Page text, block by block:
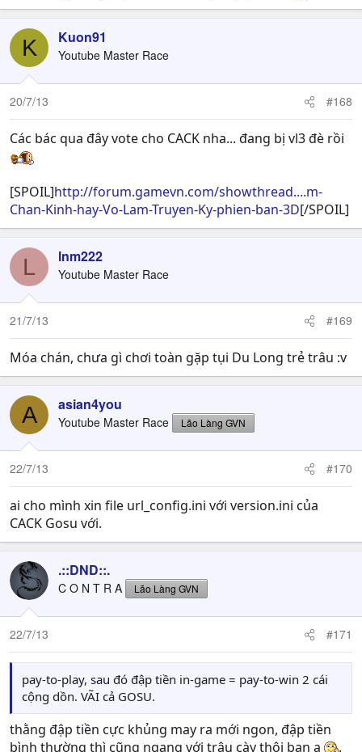
K Kuon91
Youtube Master Race
20/7/13 #168
Các bác qua đây vote cho CACK nha... đang bị vl3 đè rồi
[SPOIL]http://forum.gamevn.com/showthread....m-
Chan-Kinh-hay-Vo-Lam-Truyen-Ky-phien-ban-3D[/SPOIL]
L lnm222
Youtube Master Race
21/7/13 #169
Móa chán, chưa gì chơi toàn gặp tụi Du Long trẻ trâu :v
A asian4you
Youtube Master Race Lão Làng GVN
22/7/13 #170
ai cho mình xin file url_config.ini với version.ini của
CACK Gosu với.
.::DND::.
C O N T R A Lão Làng GVN
22/7/13 #171
pay-to-play, sau đó đập tiền in-game = pay-to-win 2 cái
cộng dồn. VÃI cả GOSU.
thằng đập tiền cực khủng may ra mới ngon, đập tiền
bình thường thì cũng ngang với trâu cày thôi bạn ạ
.